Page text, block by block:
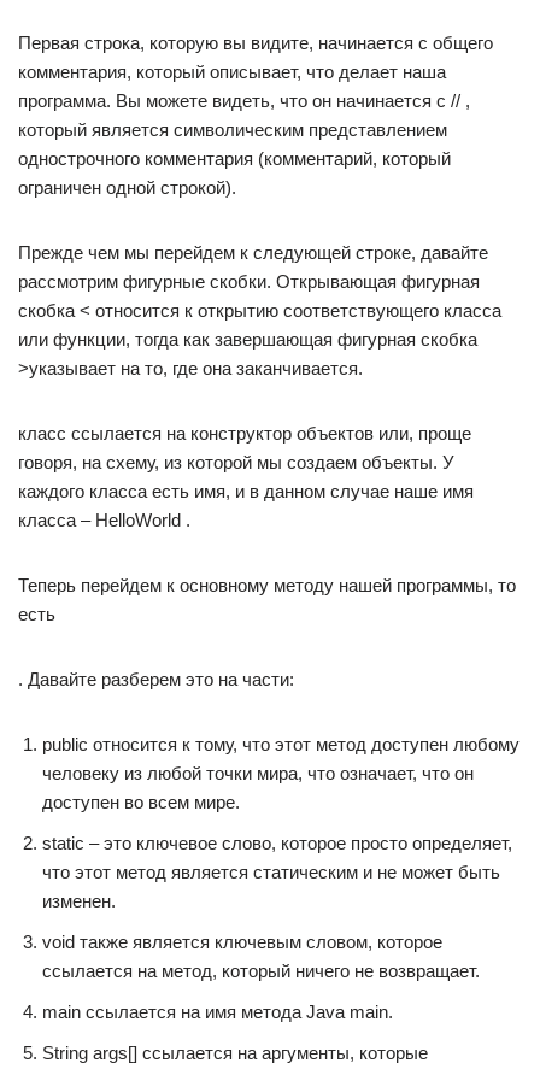
Первая строка, которую вы видите, начинается с общего
комментария, который описывает, что делает наша
программа. Вы можете видеть, что он начинается с // ,
который является символическим представлением
однострочного комментария (комментарий, который
ограничен одной строкой).
Прежде чем мы перейдем к следующей строке, давайте
рассмотрим фигурные скобки. Открывающая фигурная
скобка < относится к открытию соответствующего класса
или функции, тогда как завершающая фигурная скобка
>указывает на то, где она заканчивается.
класс ссылается на конструктор объектов или, проще
говоря, на схему, из которой мы создаем объекты. У
каждого класса есть имя, и в данном случае наше имя
класса – HelloWorld .
Теперь перейдем к основному методу нашей программы, то
есть
. Давайте разберем это на части:
public относится к тому, что этот метод доступен любому
человеку из любой точки мира, что означает, что он
доступен во всем мире.
static – это ключевое слово, которое просто определяет,
что этот метод является статическим и не может быть
изменен.
void также является ключевым словом, которое
ссылается на метод, который ничего не возвращает.
main ссылается на имя метода Java main.
String args[] ссылается на аргументы, которые